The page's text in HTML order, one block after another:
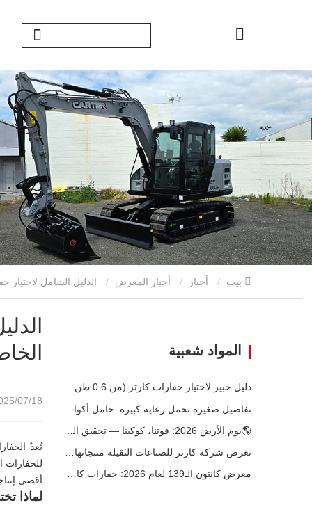
أخبار أخبار المعرض
07/18 14:13
تُعدّ
للحفارات
أقصى
لماذا
المواد شعبية
دليل خبير لاختيار حفارات كارتر (من 0.6 طن إلى 60 طن) لتحقيق الكفاءة المثلى في موقع العمل
معرض كانتون الـ139 لعام 2026: حفارات كارتر للصناعات الثقيلة المدمجة في الجناح 12.0B35